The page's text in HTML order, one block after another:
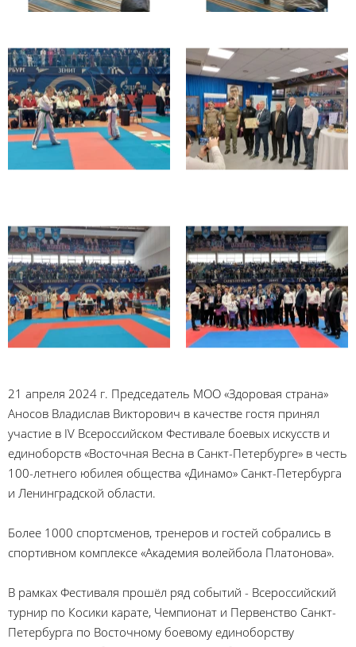
21 апреля 2024 г. Председатель МОО «Здоровая страна»
Аносов Владислав Викторович в качестве гостя принял
участие в IV Всероссийском Фестивале боевых искусств и
единоборств «Восточная Весна в Санкт-Петербурге» в честь
100-летнего юбилея общества «Динамо» Санкт-Петербурга
и Ленинградской области.
Более 1000 спортсменов, тренеров и гостей собрались в
спортивном комплексе «Академия волейбола Платонова».
В рамках Фестиваля прошёл ряд событий - Всероссийский
турнир по Косики карате, Чемпионат и Первенство Санкт-
Петербурга по Восточному боевому единоборству